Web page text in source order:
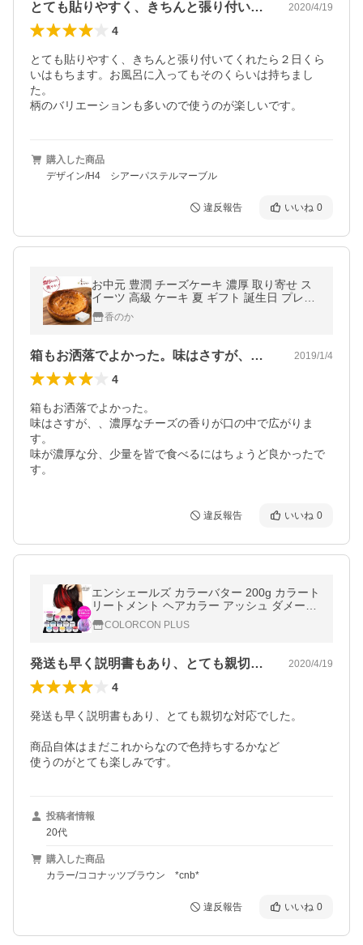
とても貼りやすく、きちんと張り付いてく… 2020/4/19
4
とても貼りやすく、きちんと張り付いてくれたら２日くら
いはもちます。お風呂に入ってもそのくらいは持ちまし
た。
柄のバリエーションも多いので使うのが楽しいです。
購入した商品
デザイン/H4 シアーパステルマーブル
違反報告 いいね 0
お中元 豊潤 チーズケーキ 濃厚 取り寄せ ス
イーツ 高級 ケーキ 夏 ギフト 誕生日 プレゼ
ント 内祝 人気 ベイクド ホール 5号 香のか
香のか
箱もお洒落でよかった。味はさすが、、濃… 2019/1/4
4
箱もお洒落でよかった。
味はさすが、、濃厚なチーズの香りが口の中で広がりま
す。
味が濃厚な分、少量を皆で食べるにはちょうど良かったで
す。
違反報告 いいね 0
エンシェールズ カラーバター 200g カラート
リートメント ヘアカラー アッシュ ダメージ
ヘア *BE0055*
COLORCON PLUS
発送も早く説明書もあり、とても親切な対… 2020/4/19
4
発送も早く説明書もあり、とても親切な対応でした。
商品自体はまだこれからなので色持ちするかなど
使うのがとても楽しみです。
投稿者情報
20代
購入した商品
カラー/ココナッツブラウン *cnb*
違反報告 いいね 0